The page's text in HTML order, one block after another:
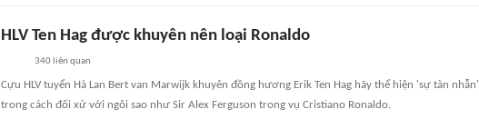
HLV Ten Hag được khuyên nên loại Ronaldo
340liên quan
Cựu HLV tuyển Hà Lan Bert van Marwijk khuyên đồng hương Erik Ten Hag hãy thể hiện 'sự tàn nhẫn'
trong cách đối xử với ngôi sao như Sir Alex Ferguson trong vụ Cristiano Ronaldo.